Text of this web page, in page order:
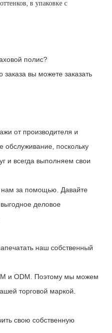
полис?
вы можете заказать
от производителя и
обслуживание, поскольку
и всегда выполняем свои
нам за помощью. Давайте
деловое
наш собственный
и ODM. Поэтому мы можем
торговой маркой.
свою собственную